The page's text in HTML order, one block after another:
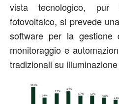
vista tecnologico, pur
fotovoltaico, si prevede
software per la gestione
monitoraggio e
tradizionali su